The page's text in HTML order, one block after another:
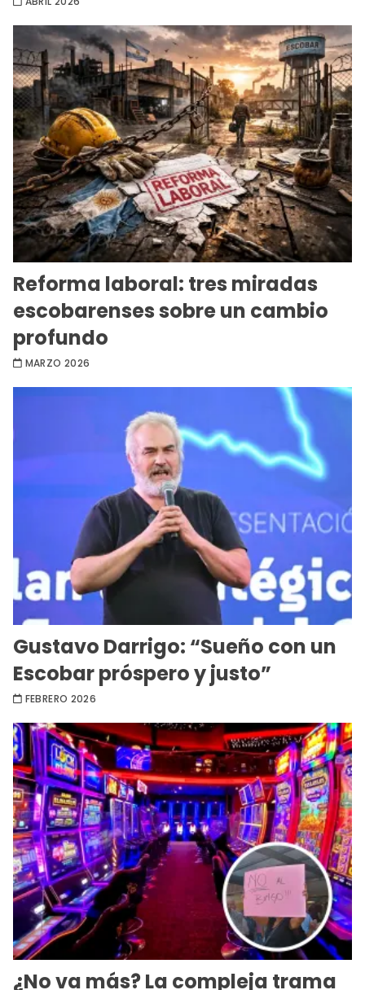
Reforma laboral: tres miradas
escobarenses sobre un cambio
profundo
MARZO 2026
Gustavo Darrigo: “Sueño con un
Escobar próspero y justo”
FEBRERO 2026
¿No va más? La compleja trama